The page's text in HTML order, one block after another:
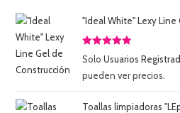
"Ideal White" Lexy
Valorado
5
SoloUsuarios
pueden ver precios.
Toallas limpiadoras